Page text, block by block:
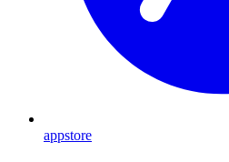
appstore